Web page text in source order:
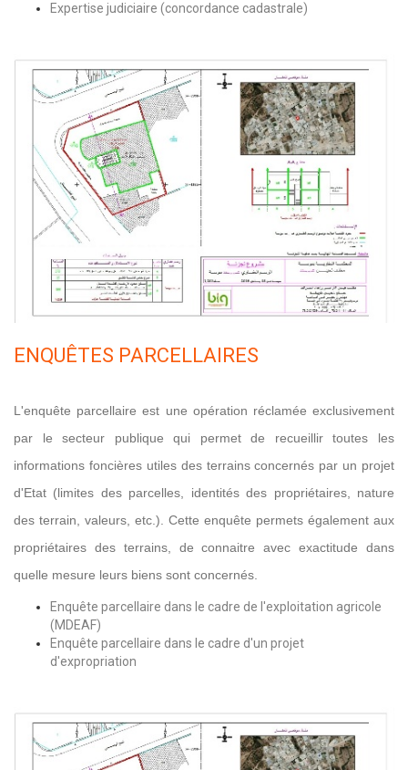
Expertise judiciaire (concordance cadastrale)
ENQUÊTES PARCELLAIRES
L'enquête parcellaire est une opération réclamée exclusivement
par le secteur publique qui permet de recueillir toutes les
informations foncières utiles des terrains concernés par un projet
d'Etat (limites des parcelles, identités des propriétaires, nature
des terrain, valeurs, etc.). Cette enquête permets également aux
propriétaires des terrains, de connaitre avec exactitude dans
quelle mesure leurs biens sont concernés.
Enquête parcellaire dans le cadre de l'exploitation agricole
(MDEAF)
Enquête parcellaire dans le cadre d'un projet
d'expropriation